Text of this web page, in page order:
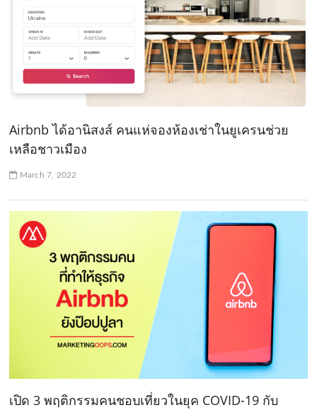
Airbnb ได้อานิสงส์ คนแห่จองห้องเช่าในยูเครนช่วย
เหลือชาวเมือง
March 7, 2022
เปิด 3 พฤติกรรมคนชอบเที่ยวในยุค COVID-19 กับ